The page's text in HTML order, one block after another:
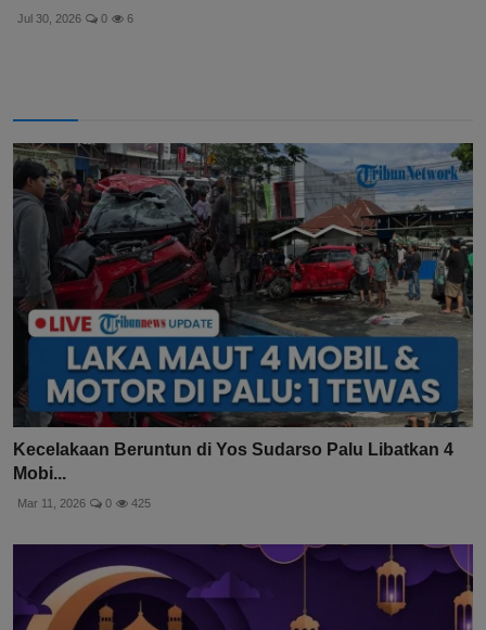
Jul 30, 2026 0 6
Kecelakaan Beruntun di Yos Sudarso Palu Libatkan 4
Mobi...
Mar 11, 2026 0 425